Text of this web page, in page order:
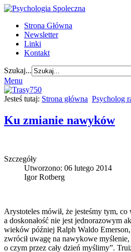
Strona Główna
Newsletter
Linki
Kontakt
Szukaj...
Menu
Jesteś tutaj: Strona główna Psycholog
Ku zmianie nawyków
Szczegóły
Utworzono: 06 lutego 2014
Igor Rotberg
Arystoteles mówił, że jesteśmy tym,
a doskonałość nie jest jednorazowym
wieków później Ralph Waldo
zwrócił uwagę na nawykowe
o czym przez cały dzień myślimy”.